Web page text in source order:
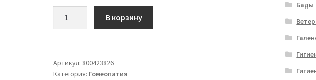
30dh
Gl
В корзину
Артикул: 800423826
Категория: Гомеопатия
Бады